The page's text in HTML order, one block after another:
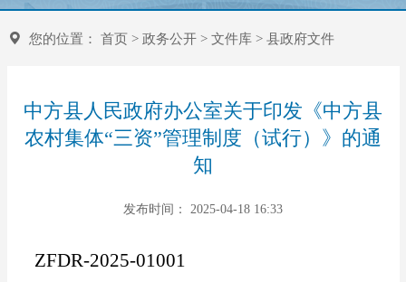
您的位置： 首页> 政务公开> 文件库> 县政府文件
中方县人民政府办公室关于印发《中方县
农村集体“三资”管理制度（试行）》的通
知
发布时间： 2025-04-18 16:33
ZFDR-2025-01001